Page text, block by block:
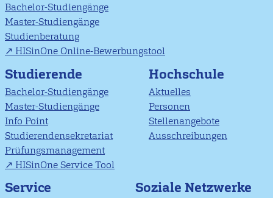
Bachelor-Studiengänge
Master-Studiengänge
Studienberatung
HISinOne Online-Bewerbungstool
Studierende
Bachelor-Studiengänge
Master-Studiengänge
Info Point
Studierendensekretariat
Prüfungsmanagement
HISinOne Service Tool
Hochschule
Aktuelles
Personen
Stellenangebote
Ausschreibungen
Service Soziale Netzwerke